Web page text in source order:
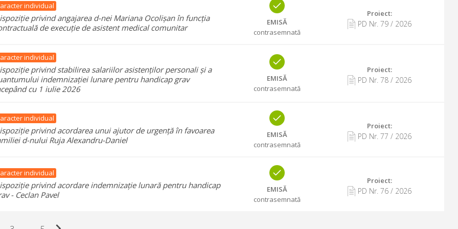
individual
privind angajarea d-nei Mariana Ocolișan în funcția
de execuție de asistent medical comunitar
EMISĂ
contrasemnată
Proiect:
PD Nr. 79/ 2026
individual
privind stabilirea salariilor asistenților personali și a
indemnizației lunare pentru handicap grav
cu 1 iulie 2026
EMISĂ
contrasemnată
Proiect:
PD Nr. 78/ 2026
individual
privind acordarea unui ajutor de urgență în favoarea
d-nului Ruja Alexandru-Daniel
EMISĂ
contrasemnată
Proiect:
PD Nr. 77 / 2026
individual
privind acordare indemnizație lunară pentru handicap
- Ceclan Pavel
EMISĂ
contrasemnată
Proiect:
PD Nr. 76/ 2026